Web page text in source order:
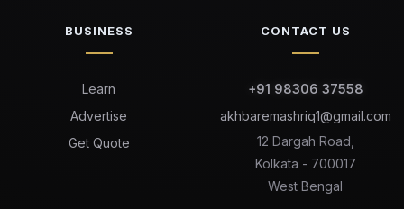
BUSINESS
Learn
Advertise
Get Quote
CONTACT US
+91 98306 37558
akhbaremashriq1@gmail.com
12 Dargah Road,
Kolkata - 700017
West Bengal